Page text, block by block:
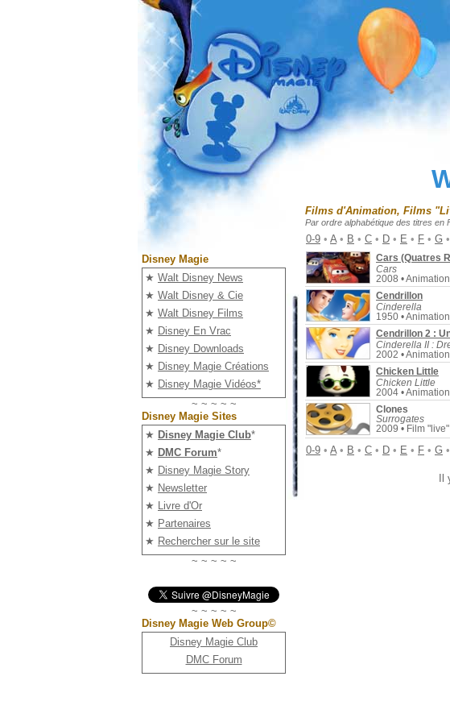
Disney Magie
★ Walt Disney News
★ Walt Disney & Cie
★ Walt Disney Films
★ Disney En Vrac
★ Disney Downloads
★ Disney Magie Créations
★ Disney Magie Vidéos*
~ ~ ~ ~ ~
Disney Magie Sites
★ Disney Magie Club*
★ DMC Forum*
★ Disney Magie Story
★ Newsletter
★ Livre d'Or
★ Partenaires
★ Rechercher sur le site
~ ~ ~ ~ ~
~ ~ ~ ~ ~
Disney Magie Web Group©
Disney Magie Club
DMC Forum
Films d'Animation, Films
Par ordre alphabétique des titres
0-9 • A• B • C • D • E • F • G •
Cars (Quatres
Cars
2008 •
Cendrillon
Cinderella
1950 •
Cendrillon 2 :
Cinderella II :
2002 •
Chicken Little
Chicken Little
2004 •
Clones
Surrogates
2009 • Film "live"
0-9 • A• B • C • D • E • F • G •